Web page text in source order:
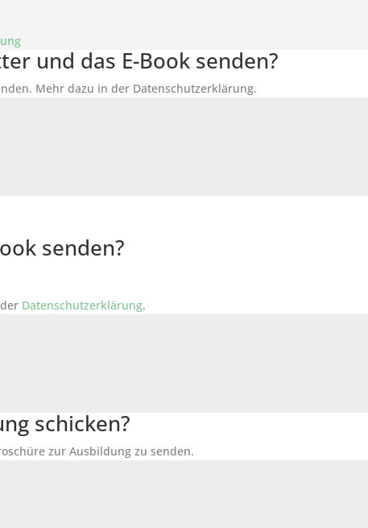
und das E-Book senden?
Mehr dazu in der Datenschutzerklärung.
senden?
Datenschutzerklärung.
schicken?
zur Ausbildung zu senden.